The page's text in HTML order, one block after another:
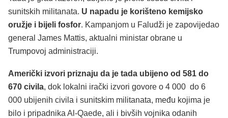
sunitskih militanata. U napadu je korišteno kemijsko
oružje i bijeli fosfor. Kampanjom u Faludži je zapovijedao
general James Mattis, aktualni ministar obrane u
Trumpovoj administraciji.
Američki izvori priznaju da je tada ubijeno od 581 do
670 civila, dok lokalni irački izvori govore o 4 000 do 6
000 ubijenih civila i sunitskim militanata, među kojima je
bilo i pripadnika Al-Qaede, ali i bivših vojnika odanih